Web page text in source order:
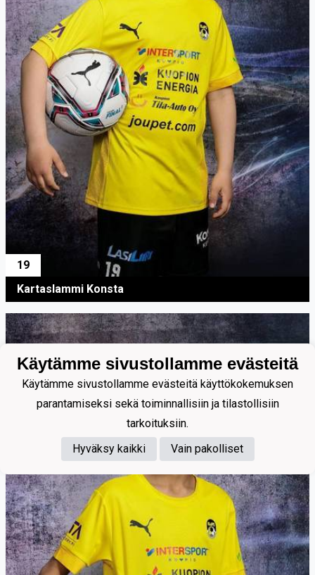
19
Kartaslammi Konsta
Käytämme sivustollamme evästeitä
Käytämme sivustollamme evästeitä käyttökokemuksen
parantamiseksi sekä toiminnallisiin ja tilastollisiin
tarkoituksiin.
Hyväksy kaikki
Vain pakolliset